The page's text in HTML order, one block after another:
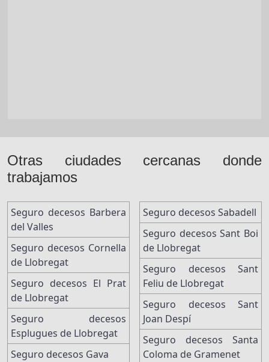
Otras ciudades cercanas donde
trabajamos
Seguro decesos Barbera
del Valles
Seguro decesos Cornella
de Llobregat
Seguro decesos El Prat
de Llobregat
Seguro decesos
Esplugues de Llobregat
Seguro decesos Gava
Seguro decesos Sabadell
Seguro decesos Sant Boi
de Llobregat
Seguro decesos Sant
Feliu de Llobregat
Seguro decesos Sant
Joan Despí
Seguro decesos Santa
Coloma de Gramenet